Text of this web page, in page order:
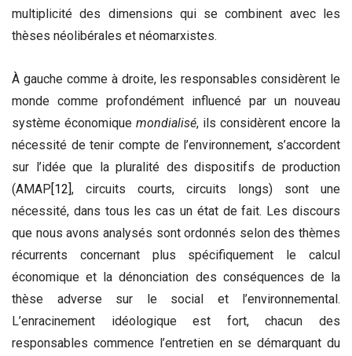
multiplicité des dimensions qui se combinent avec les
thèses néolibérales et néomarxistes.
À gauche comme à droite, les responsables considèrent le
monde comme profondément influencé par un nouveau
système économique mondialisé, ils considèrent encore la
nécessité de tenir compte de l’environnement, s’accordent
sur l’idée que la pluralité des dispositifs de production
(AMAP[12], circuits courts, circuits longs) sont une
nécessité, dans tous les cas un état de fait. Les discours
que nous avons analysés sont ordonnés selon des thèmes
récurrents concernant plus spécifiquement le calcul
économique et la dénonciation des conséquences de la
thèse adverse sur le social et l’environnemental.
L’enracinement idéologique est fort, chacun des
responsables commence l’entretien en se démarquant du